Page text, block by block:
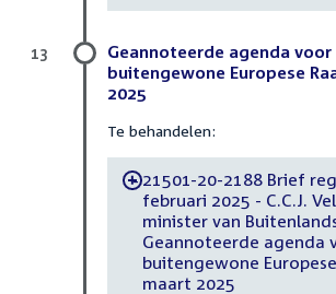
Geannoteerde agenda voor
buitengewone Europese
2025
Te behandelen:
-21501-20-2188 Brief
februari 2025 - C.C.J.
minister van
Geannoteerde agenda
buitengewone
maart 2025
13